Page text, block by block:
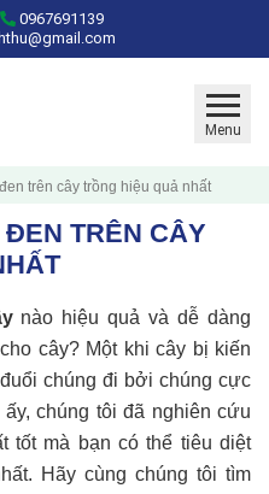
0967691139
Menu
trên cây trồng hiệu quả nhất
TRÊN CÂY
nào hiệu quả và dễ dàng
cây? Một khi cây bị kiến
chúng đi bởi chúng cực
chúng tôi đã nghiên cứu
tốt mà bạn có thể tiêu diệt
Hãy cùng chúng tôi tìm